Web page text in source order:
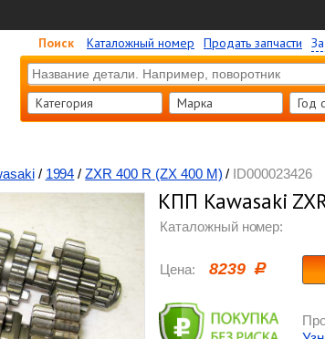
Поиск Каталожный номер Продать запчасти
Категория Марка Год c
/ 1994 / ZXR 400 R (ZX 400 M) / ID000023426
КПП Kawasaki
Каталожный номер:
Цена: 8239